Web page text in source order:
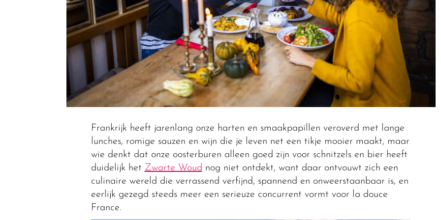
Frankrijk heeft jarenlang onze harten en smaakpapillen veroverd met lange
lunches, romige sauzen en wijn die je leven net een tikje mooier maakt, maar
wie denkt dat onze oosterburen alleen goed zijn voor schnitzels en bier heeft
duidelijk het Zwarte Woud nog niet ontdekt, want daar ontvouwt zich een
culinaire wereld die verrassend verfijnd, spannend en onweerstaanbaar is, en
eerlijk gezegd steeds meer een serieuze concurrent vormt voor la douce
France.